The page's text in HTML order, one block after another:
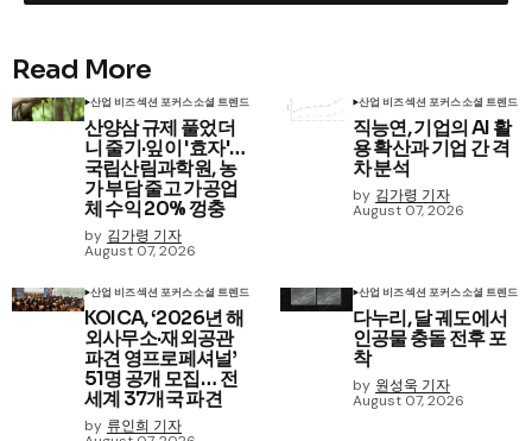
Read More
산업 비즈섹션 포커스소셜 트렌드
산양삼 규제 풀었더
니 줄기·잎이 '효자'…
국립산림과학원, 농
가 부담 줄고 가공업
체 수익 20% 껑충
by 김가령 기자
August 07, 2026
산업 비즈섹션 포커스소셜 트렌드
직능연, 기업의 AI 활
용 확산과 기업 간 격
차 분석
by 김가령 기자
August 07, 2026
산업 비즈섹션 포커스소셜 트렌드
KOICA, ‘2026년 해
외사무소·재외공관
파견 영프로페셔널’
51명 공개 모집… 전
세계 37개국 파견
by 류인희 기자
산업 비즈섹션 포커스소셜 트렌드
다누리, 달 궤도에서
인공물 충돌 전후 포
착
by 원성욱 기자
August 07, 2026